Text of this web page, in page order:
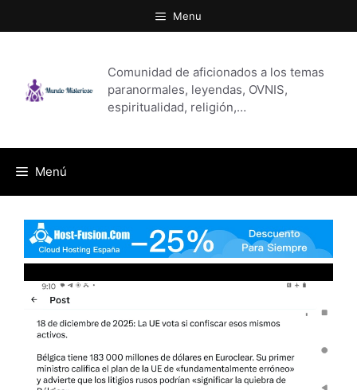
al
Menu
Comunidad de aficionados a los temas
paranormales, leyendas, OVNIS,
espiritualidad, religión,…
Menú